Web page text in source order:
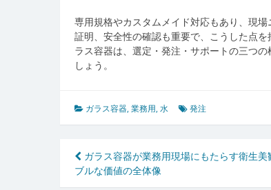
専用規格やカスタムメイド対応もあり、現
証明、安全性の確認も重要で、こうした点
ラス容器は、選定・発注・サポートの三つ
しょう。
ガラス容器,業務用,水 発注
投
稿
ガラス容器が業務用現場にもたらす衛生美
ブルな価値の全体像